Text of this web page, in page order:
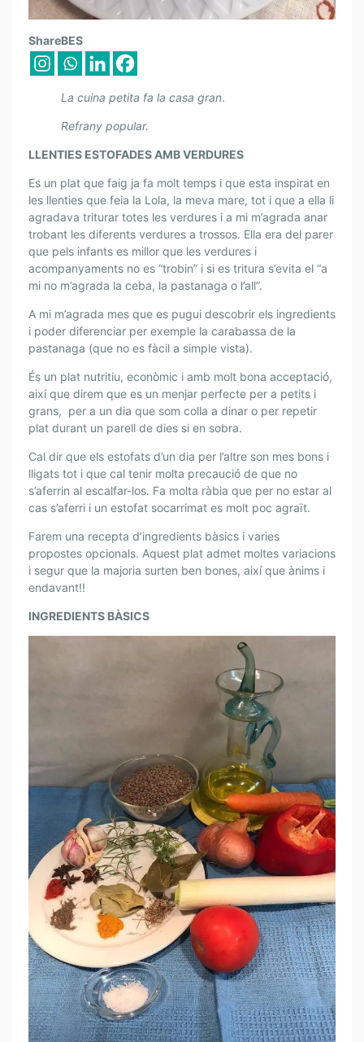
L
E
S
E
T
E
S
D
E
L
R
.
P
E
R
I
S
P
E
R
L
A
C
U
R
D
E
A
.
L
E
N
T
S
E
S
T
O
F
ShareBES
La cuina petita fa la casa gran.
Refrany popular.
LLENTIES ESTOFADES AMB VERDURES
Es un plat que faig ja fa molt temps i que esta inspirat en
les llenties que feia la Lola, la meva mare, tot i que a ella li
agradava triturar totes les verdures i a mi m’agrada anar
trobant les diferents verdures a trossos. Ella era del parer
que pels infants es millor que les verdures i
acompanyaments no es “trobin” i si es tritura s’evita el “a
mi no m’agrada la ceba, la pastanaga o l’all”.
A mi m’agrada mes que es pugui descobrir els ingredients
i poder diferenciar per exemple la carabassa de la
pastanaga (que no es fàcil a simple vista).
És un plat nutritiu, econòmic i amb molt bona acceptació,
així que direm que es un menjar perfecte per a petits i
grans, per a un dia que som colla a dinar o per repetir
plat durant un parell de dies si en sobra.
Cal dir que els estofats d’un dia per l’altre son mes bons i
lligats tot i que cal tenir molta precaució de que no
s’aferrin al escalfar-los. Fa molta ràbia que per no estar al
cas s’aferri i un estofat socarrimat es molt poc agraït.
Farem una recepta d’ingredients bàsics i varies
propostes opcionals. Aquest plat admet moltes variacions
i segur que la majoria surten ben bones, així que ànims i
endavant!!
INGREDIENTS BÀSICS